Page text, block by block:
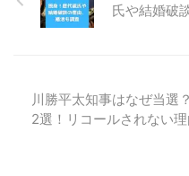
氏や結婚破
川勝平太知事はなぜ当選
2選！リコールされない